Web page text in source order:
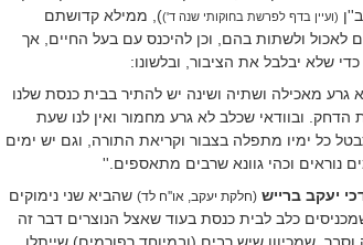
(ועיין בדף לפרשת בחוקותי שנה ד')), ממילא קדושתם
לאכול ולשתות בהם, וכן להיכנס עם בעל החיים, אך
שלא יבלבל את הציבור, ובלשונו:
גרע מאכילה ושתיה ושינה יש להתיר בבית כנסת שלנו
ובוודאי שכלב לא גרע מחמור ואין לנו שעת
כל ימיו מתפלה בצבור וקריאת התורה, וגם יש ימים
נוראים וכהי גוונא שרבים מתאספים.''
יעקב ברייש (חלקת יעקב, או''ח לד) שהביא שני נימוקים
כלב לבית כנסת בעוד שאצל הנוצרים דבר זה
שמכיוון שיש רבים (ובמיוחד רפורמים) שייתלו